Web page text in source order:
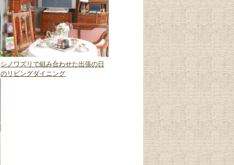
シノワズリで組み合わせた出張の日
のリビングダイニング